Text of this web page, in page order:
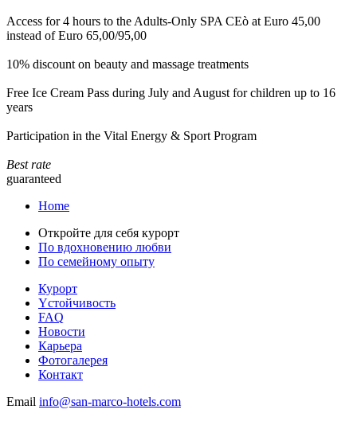
Access for 4 hours to the Adults-Only SPA CEò at Euro 45,00
instead of Euro 65,00/95,00
10% discount on beauty and massage treatments
Free Ice Cream Pass during July and August for children up to 16
years
Participation in the Vital Energy & Sport Program
Best rate
guaranteed
Home
Откройте для себя курорт
По вдохновению любви
По семейному опыту
Курорт
Yстойчивость
FAQ
Новости
Карьера
Фотогалерея
Контакт
Email info@san-marco-hotels.com